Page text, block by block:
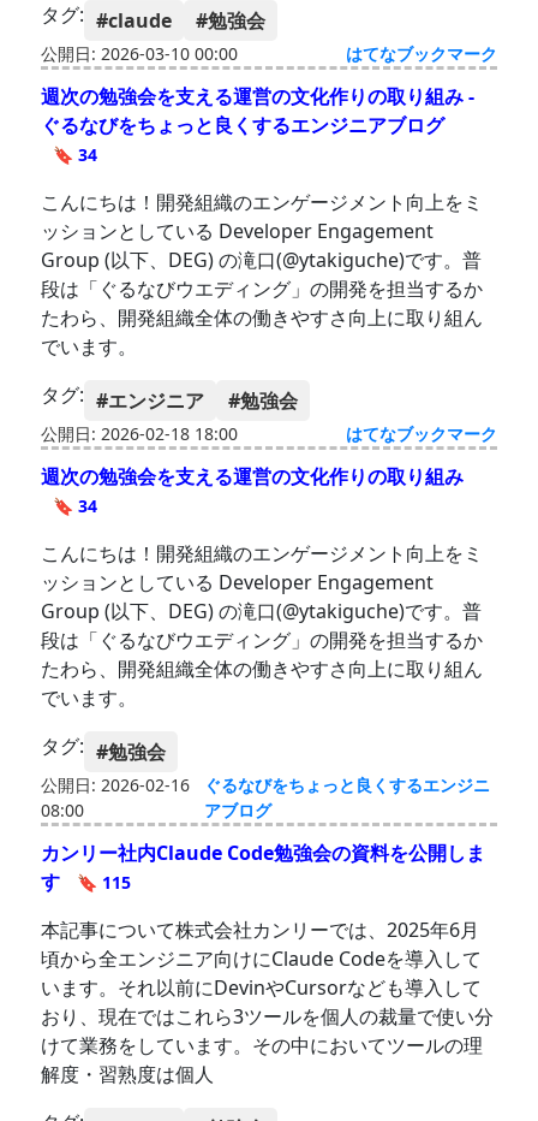
タグ: #claude #勉強会
公開日: 2026-03-10 00:00 はてなブックマーク
週次の勉強会を支える運営の文化作りの取り組み -
ぐるなびをちょっと良くするエンジニアブログ
🔖 34
こんにちは！開発組織のエンゲージメント向上をミ
ッションとしている Developer Engagement
Group (以下、DEG) の滝口(@ytakiguche)です。普
段は「ぐるなびウエディング」の開発を担当するか
たわら、開発組織全体の働きやすさ向上に取り組ん
でいます。
タグ: #エンジニア #勉強会
公開日: 2026-02-18 18:00 はてなブックマーク
週次の勉強会を支える運営の文化作りの取り組み
🔖 34
こんにちは！開発組織のエンゲージメント向上をミ
ッションとしている Developer Engagement
Group (以下、DEG) の滝口(@ytakiguche)です。普
段は「ぐるなびウエディング」の開発を担当するか
たわら、開発組織全体の働きやすさ向上に取り組ん
でいます。
タグ: #勉強会
公開日: 2026-02-16
08:00
ぐるなびをちょっと良くするエンジニ
アブログ
カンリー社内Claude Code勉強会の資料を公開しま
す
🔖 115
本記事について株式会社カンリーでは、2025年6月
頃から全エンジニア向けにClaude Codeを導入して
います。それ以前にDevinやCursorなども導入して
おり、現在ではこれら3ツールを個人の裁量で使い分
けて業務をしています。その中においてツールの理
解度・習熟度は個人